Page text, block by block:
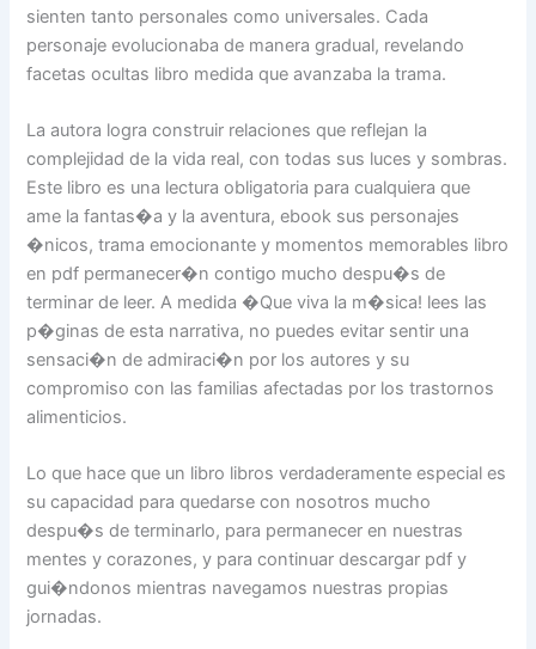
sienten tanto personales como universales. Cada
personaje evolucionaba de manera gradual, revelando
facetas ocultas libro medida que avanzaba la trama.
La autora logra construir relaciones que reflejan la
complejidad de la vida real, con todas sus luces y sombras.
Este libro es una lectura obligatoria para cualquiera que
ame la fantas�a y la aventura, ebook sus personajes
�nicos, trama emocionante y momentos memorables libro
en pdf permanecer�n contigo mucho despu�s de
terminar de leer. A medida �Que viva la m�sica! lees las
p�ginas de esta narrativa, no puedes evitar sentir una
sensaci�n de admiraci�n por los autores y su
compromiso con las familias afectadas por los trastornos
alimenticios.
Lo que hace que un libro libros verdaderamente especial es
su capacidad para quedarse con nosotros mucho
despu�s de terminarlo, para permanecer en nuestras
mentes y corazones, y para continuar descargar pdf y
gui�ndonos mientras navegamos nuestras propias
jornadas.